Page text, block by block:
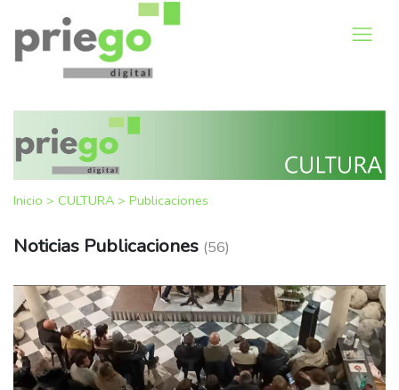
Inicio > CULTURA > Publicaciones
Noticias Publicaciones (56)